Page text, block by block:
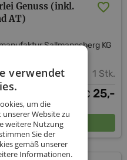
Genuss (inkl.
AT)
Sallmannsberg KG
1 Stk.
€ 25,-
verwendet
um die
Website zu
weitere Nutzung
Sie der
gemäß unserer
Informationen.